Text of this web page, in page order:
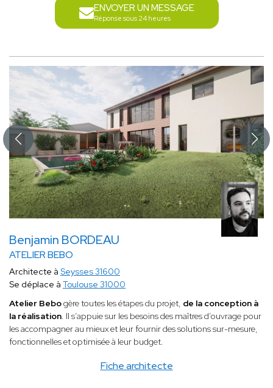
ENVOYER UN MESSAGE
Réponse sous 24 heures
Benjamin BORDEAU
ATELIER BEBO
Fiche architecte
Architecte à Seysses 31600
Se déplace à Toulouse 31000
Atelier Bebogère toutes les étapes du projet, de la conception à
la réalisation. Il s’appuie sur les besoins des maîtres d’ouvrage pour
les accompagner au mieux et leur fournir des solutions sur-mesure,
fonctionnelles et optimisée à leur budget.